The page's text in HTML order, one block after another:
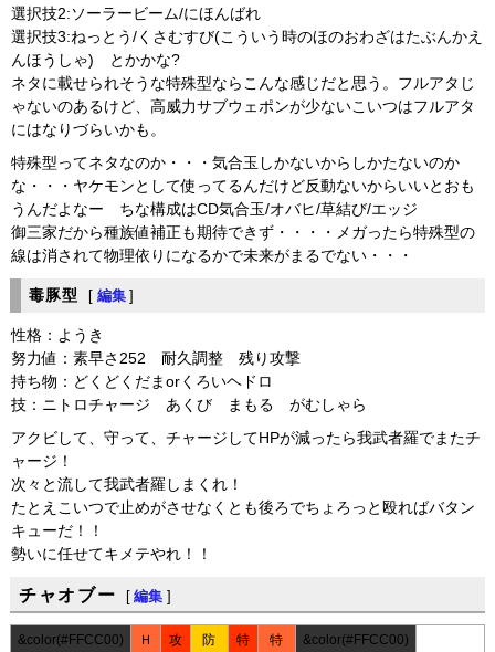
選択技2:ソーラービーム/にほんばれ
選択技3:ねっとう/くさむすび(こういう時のほのおわざはたぶんかえ
んほうしゃ) とかかな?
ネタに載せられそうな特殊型ならこんな感じだと思う。フルアタじ
ゃないのあるけど、高威力サブウェポンが少ないこいつはフルアタ
にはなりづらいかも。
特殊型ってネタなのか・・・気合玉しかないからしかたないのか
な・・・ヤケモンとして使ってるんだけど反動ないからいいとおも
うんだよなー ちな構成はCD気合玉/オバヒ/草結び/エッジ
御三家だから種族値補正も期待できず・・・・メガったら特殊型の
線は消されて物理依りになるかで未来がまるでない・・・
毒豚型 [ 編集 ]
性格：ようき
努力値：素早さ252 耐久調整 残り攻撃
持ち物：どくどくだまorくろいヘドロ
技：ニトロチャージ あくび まもる がむしゃら
アクビして、守って、チャージしてHPが減ったら我武者羅でまたチ
ャージ！
次々と流して我武者羅しまくれ！
たとえこいつで止めがさせなくとも後ろでちょろっと殴ればバタン
キューだ！！
勢いに任せてキメテやれ！！
チャオブー [ 編集 ]
&color(#FFCC00)
Ｈ
攻
防
特
特
&color(#FFCC00)